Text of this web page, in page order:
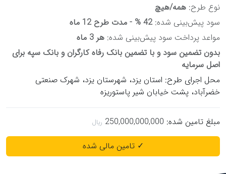
نوع طرح: همه/هیچ
سود پیش‌بینی شده:42 % - مدت طرح 12 ماه
مواعد پرداخت سود پیش‌بینی شده: هر 3 ماه
بدون تضمین سود و با تضمین بانک رفاه کارگران و بانک سپه برای
اصل سرمایه
محل اجرای طرح: استان یزد، شهرستان یزد، شهرک صنعتی
خضرآباد، پشت خیابان شیر پاستوریزه
مبلغ تامین شده: 250,000,000,000
✓ تامین مالی شده